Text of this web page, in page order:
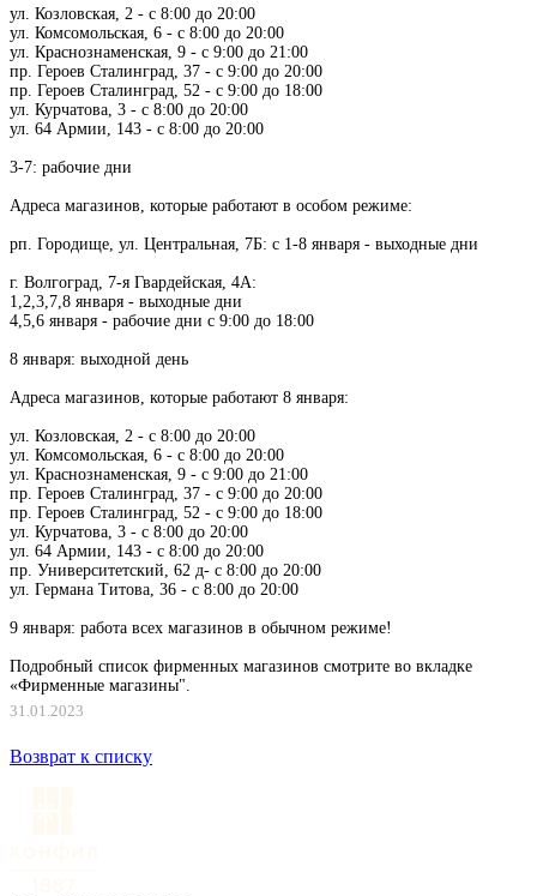
ул. Козловская, 2 - с 8:00 до 20:00
ул. Комсомольская, 6 - с 8:00 до 20:00
ул. Краснознаменская, 9 - с 9:00 до 21:00
пр. Героев Сталинград, 37 - с 9:00 до 20:00
пр. Героев Сталинград, 52 - с 9:00 до 18:00
ул. Курчатова, 3 - с 8:00 до 20:00
ул. 64 Армии, 143 - с 8:00 до 20:00
3-7: рабочие дни
Адреса магазинов, которые работают в особом режиме:
рп. Городище, ул. Центральная, 7Б: с 1-8 января - выходные дни
г. Волгоград, 7-я Гвардейская, 4А:
1,2,3,7,8 января - выходные дни
4,5,6 января - рабочие дни с 9:00 до 18:00
8 января: выходной день
Адреса магазинов, которые работают 8 января:
ул. Козловская, 2 - с 8:00 до 20:00
ул. Комсомольская, 6 - с 8:00 до 20:00
ул. Краснознаменская, 9 - с 9:00 до 21:00
пр. Героев Сталинград, 37 - с 9:00 до 20:00
пр. Героев Сталинград, 52 - с 9:00 до 18:00
ул. Курчатова, 3 - с 8:00 до 20:00
ул. 64 Армии, 143 - с 8:00 до 20:00
пр. Университетский, 62 д- с 8:00 до 20:00
ул. Германа Титова, 36 - с 8:00 до 20:00
9 января: работа всех магазинов в обычном режиме!
Подробный список фирменных магазинов смотрите во вкладке
«Фирменные магазины".
31.01.2023
Возврат к списку